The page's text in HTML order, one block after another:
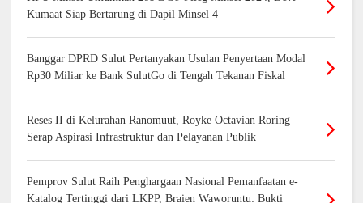
Kumaat Siap Bertarung di Dapil Minsel 4
Banggar DPRD Sulut Pertanyakan Usulan Penyertaan Modal
Rp30 Miliar ke Bank SulutGo di Tengah Tekanan Fiskal
Reses II di Kelurahan Ranomuut, Royke Octavian Roring
Serap Aspirasi Infrastruktur dan Pelayanan Publik
Pemprov Sulut Raih Penghargaan Nasional Pemanfaatan e-
Katalog Tertinggi dari LKPP, Braien Waworuntu: Bukti